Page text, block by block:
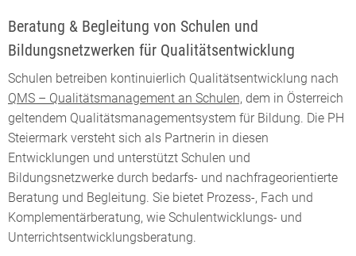
Beratung & Begleitung von Schulen und
Bildungsnetzwerken für Qualitätsentwicklung
Schulen betreiben kontinuierlich Qualitätsentwicklung nach
QMS – Qualitätsmanagement an Schulen, dem in Österreich
geltendem Qualitätsmanagementsystem für Bildung. Die PH
Steiermark versteht sich als Partnerin in diesen
Entwicklungen und unterstützt Schulen und
Bildungsnetzwerke durch bedarfs- und nachfrageorientierte
Beratung und Begleitung. Sie bietet Prozess-, Fach und
Komplementärberatung, wie Schulentwicklungs- und
Unterrichtsentwicklungsberatung.